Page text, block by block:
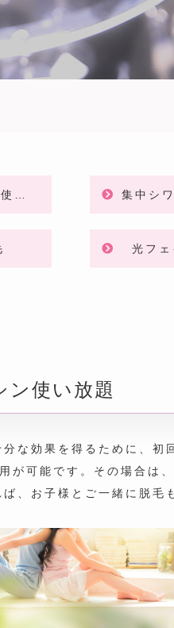
題 集中シワ改
光フ
ン使い放題
な効果を得るために、初
が可能です。その場合は
、お子様とご一緒に脱毛